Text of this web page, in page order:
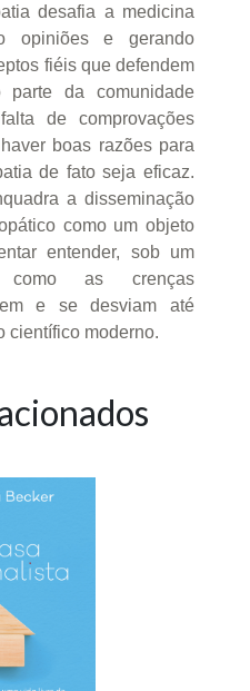
desafia a medicina
opiniões e gerando
fiéis que defendem
parte da comunidade
de comprovações
boas razões para
de fato seja eficaz.
a disseminação
como um objeto
entender, sob um
como as crenças
e se desviam até
científico moderno.